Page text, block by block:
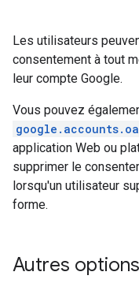
Les utilisateurs
consentement à tout
leur compte Google.
Vous pouvez
application Web ou
supprimer le
lorsqu'un utilisateur
forme.
Autres